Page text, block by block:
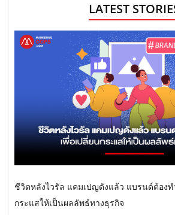
LATEST
ชีวิตหลังไวรัล แคมเปญดังแล้ว แบรนด์ต้องท
กระแสให้เป็นผลลัพธ์ทางธุรกิจ